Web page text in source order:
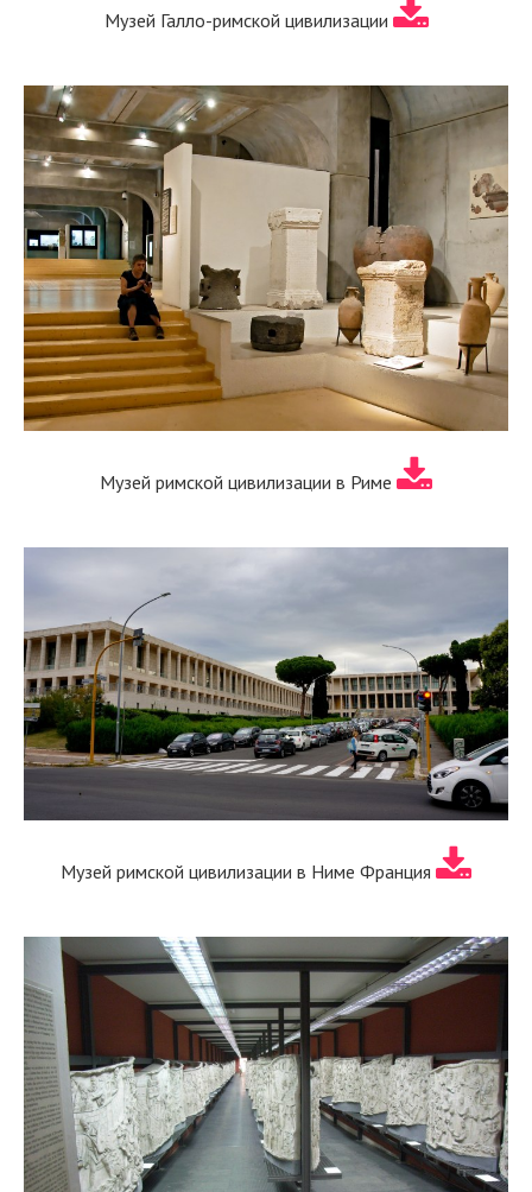
Музей Галло-римской цивилизации
Музей римской цивилизации в Риме
Музей римской цивилизации в Ниме Франция